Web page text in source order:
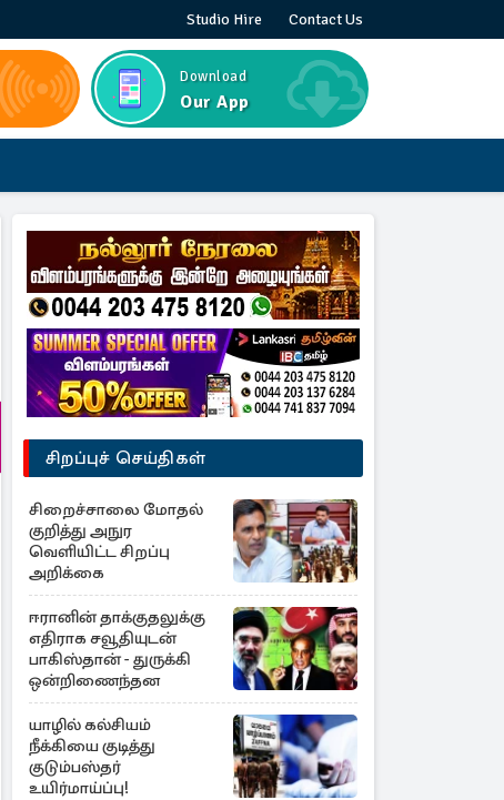
Studio Hire Contact Us
Download
Our App
சிறப்புச் செய்திகள்
சிறைச்சாலை மோதல்
குறித்து அநுர
வெளியிட்ட சிறப்பு
அறிக்கை
ஈரானின் தாக்குதலுக்கு
எதிராக சவூதியுடன்
பாகிஸ்தான் - துருக்கி
ஒன்றிணைந்தன
யாழில் கல்சியம்
நீக்கியை குடித்து
குடும்பஸ்தர்
உயிர்மாய்ப்பு!